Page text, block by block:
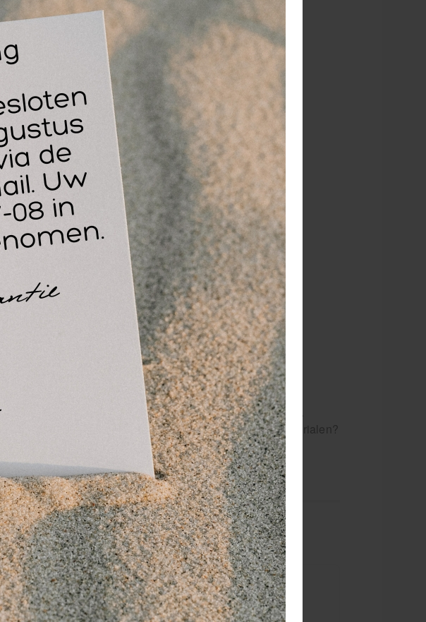
en handschoenen
schaar en scheermesje
handelen
veilige eerste hulp
ruimtes
Safe set worden vaak ook besteld:
u altijd voorbereid om veilig en hygiënisch te reanimeren.
uitrusting. Meer weten over blusdekens en EHBO-materialen?